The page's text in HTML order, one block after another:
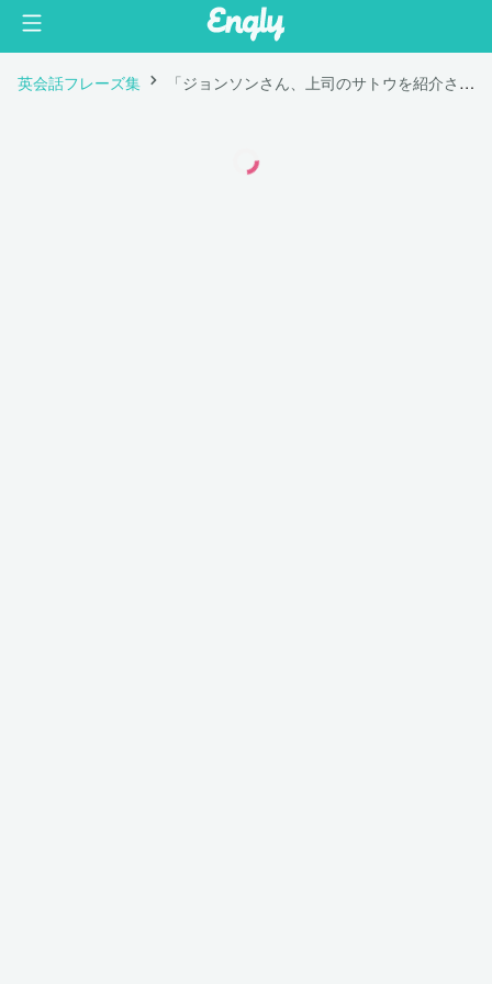
英会話フレーズ集 「ジョンソンさん、上司のサトウを紹介させてください。」は英語で "Mr. Johnson, let me introduce you to my boss, Mr. Sato."